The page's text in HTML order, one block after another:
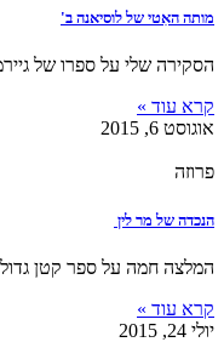
מותה האִטי של לוסיאנה ב'
הסקירה שלי על ספרו של
קרא עוד »
אוגוסט 6, 2015
פרוזה
הנכדה של מר לין
המלצה חמה על ספר קטן
קרא עוד »
יולי 24, 2015